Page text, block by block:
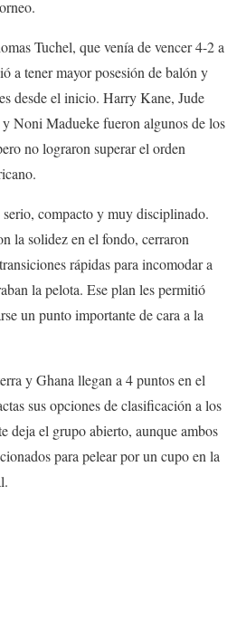
Tuchel, que venía de vencer 4-2 a
a tener mayor posesión de balón y
desde el inicio. Harry Kane, Jude
Noni Madueke fueron algunos de los
no lograron superar el orden
compacto y muy disciplinado.
la solidez en el fondo, cerraron
rápidas para incomodar a
la pelota. Ese plan les permitió
un punto importante de cara a la
y Ghana llegan a 4 puntos en el
sus opciones de clasificación a los
deja el grupo abierto, aunque ambos
para pelear por un cupo en la